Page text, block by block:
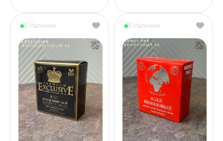
В Наличии В Наличии